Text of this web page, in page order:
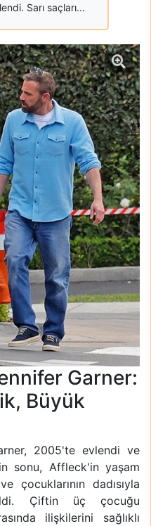
Sarı saçları...
Garner:
Büyük
2005'te evlendi ve
sonu, Affleck'in yaşam
çocuklarının dadısıyla
Çiftin üç çocuğu
ilişkilerini sağlıklı